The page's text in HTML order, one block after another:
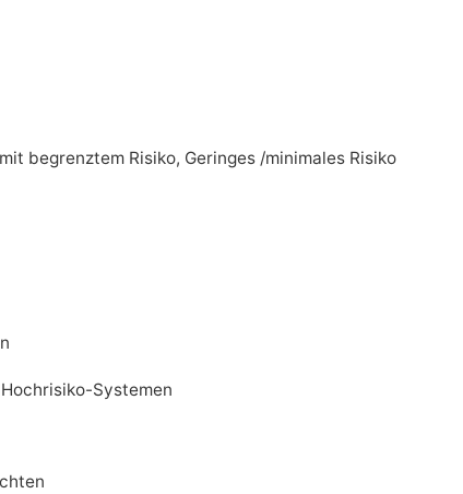
begrenztem Risiko, Geringes /minimales Risiko
Systemen